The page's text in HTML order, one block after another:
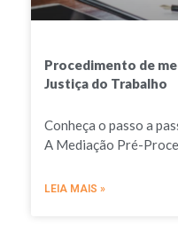
Procedimento de
Justiça do Trabalho
Conheça o passo a
A Mediação Pré-
LEIA MAIS »